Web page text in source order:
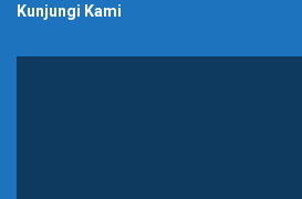
Kunjungi Kami